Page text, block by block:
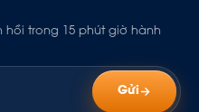
trong 15 phút giờ hành
Gửi